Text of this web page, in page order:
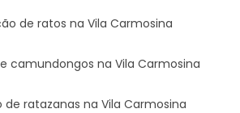
de ratos na Vila Carmosina
camundongos na Vila Carmosina
de ratazanas na Vila Carmosina